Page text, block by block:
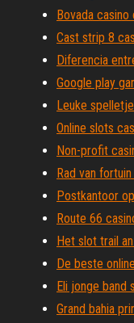
Bovada
Cast strip 8
Diferencia
Google play
Leuke
Online slots
Non-profit
Rad van
Postkantoor
Route 66
Het slot trail
De beste
Eli jonge band
Grand bahia